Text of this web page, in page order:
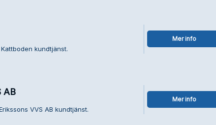
kundtjänst.
Mer info
AB
VVS AB kundtjänst.
Mer info